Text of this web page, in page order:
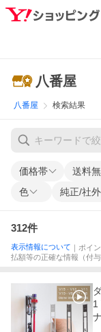
八番屋
八番屋 検索結果
価格帯 送料
色 純正/社外
312件
表示情報について ｜ポイ
払額等の正確な情報（付
1